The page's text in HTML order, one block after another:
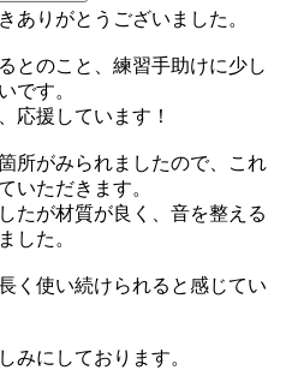
ありがとうございました。
とのこと、練習手助けに少し
です。
応援しています！
所がみられましたので、これ
いただきます。
たが材質が良く、音を整える
した。
く使い続けられると感じてい
みにしております。